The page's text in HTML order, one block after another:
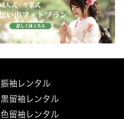
振袖レンタル
黒留袖レンタル
色留袖レンタル